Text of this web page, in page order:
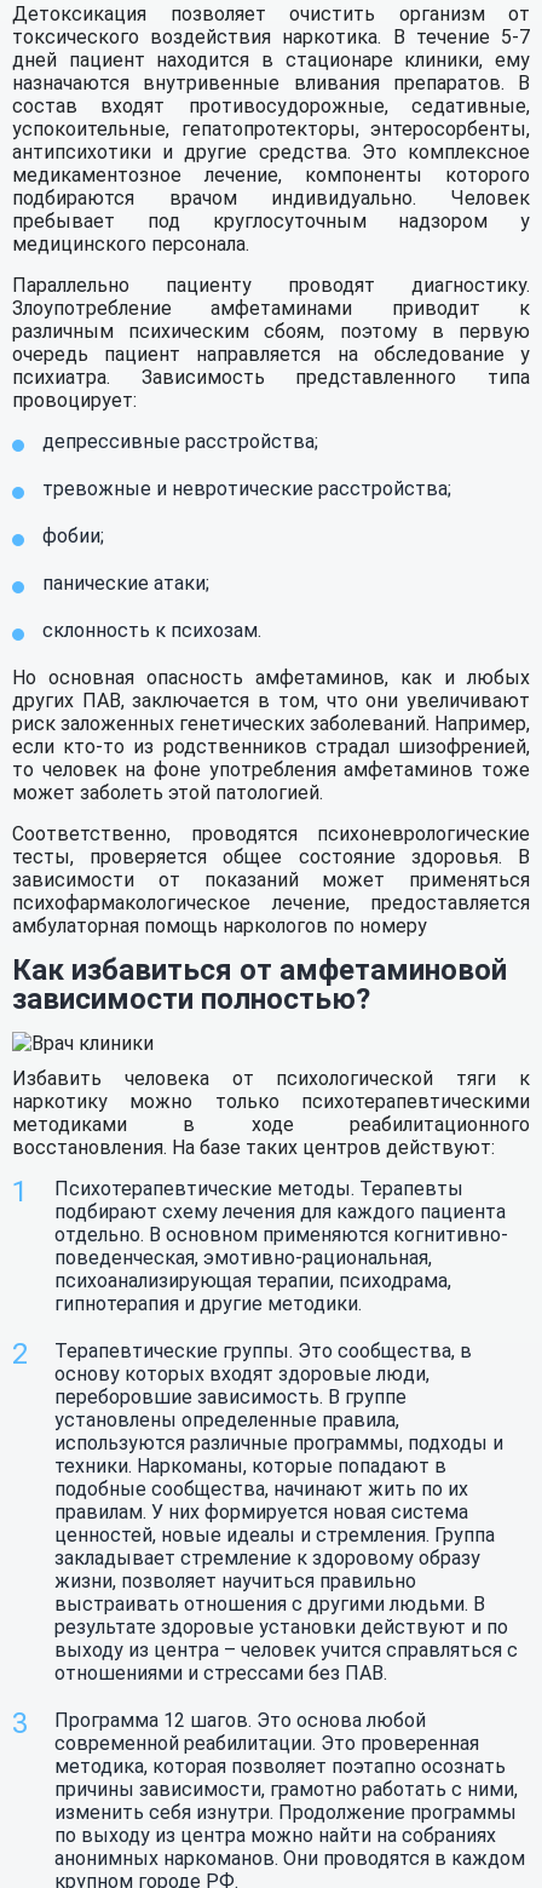
Детоксикация позволяет очистить организм от
токсического воздействия наркотика. В течение 5-7
дней пациент находится в стационаре клиники, ему
назначаются внутривенные вливания препаратов. В
состав входят противосудорожные, седативные,
успокоительные, гепатопротекторы, энтеросорбенты,
антипсихотики и другие средства. Это комплексное
медикаментозное лечение, компоненты которого
подбираются врачом индивидуально. Человек
пребывает под круглосуточным надзором у
медицинского персонала.
Параллельно пациенту проводят диагностику.
Злоупотребление амфетаминами приводит к
различным психическим сбоям, поэтому в первую
очередь пациент направляется на обследование у
психиатра. Зависимость представленного типа
провоцирует:
депрессивные расстройства;
тревожные и невротические расстройства;
фобии;
панические атаки;
склонность к психозам.
Но основная опасность амфетаминов, как и любых
других ПАВ, заключается в том, что они увеличивают
риск заложенных генетических заболеваний. Например,
если кто-то из родственников страдал шизофренией,
то человек на фоне употребления амфетаминов тоже
может заболеть этой патологией.
Соответственно, проводятся психоневрологические
тесты, проверяется общее состояние здоровья. В
зависимости от показаний может применяться
психофармакологическое лечение, предоставляется
амбулаторная помощь наркологов по номеру
Как избавиться от амфетаминовой
зависимости полностью?
Избавить человека от психологической тяги к
наркотику можно только психотерапевтическими
методиками в ходе реабилитационного
восстановления. На базе таких центров действуют:
Психотерапевтические методы. Терапевты
подбирают схему лечения для каждого пациента
отдельно. В основном применяются когнитивно-
поведенческая, эмотивно-рациональная,
психоанализирующая терапии, психодрама,
гипнотерапия и другие методики.
Терапевтические группы. Это сообщества, в
основу которых входят здоровые люди,
переборовшие зависимость. В группе
установлены определенные правила,
используются различные программы, подходы и
техники. Наркоманы, которые попадают в
подобные сообщества, начинают жить по их
правилам. У них формируется новая система
ценностей, новые идеалы и стремления. Группа
закладывает стремление к здоровому образу
жизни, позволяет научиться правильно
выстраивать отношения с другими людьми. В
результате здоровые установки действуют и по
выходу из центра – человек учится справляться с
отношениями и стрессами без ПАВ.
Программа 12 шагов. Это основа любой
современной реабилитации. Это проверенная
методика, которая позволяет поэтапно осознать
причины зависимости, грамотно работать с ними,
изменить себя изнутри. Продолжение программы
по выходу из центра можно найти на собраниях
анонимных наркоманов. Они проводятся в каждом
крупном городе РФ.